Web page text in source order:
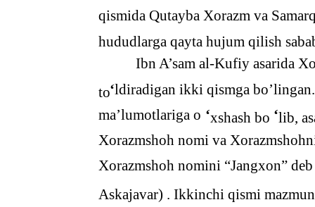
qismida Qutayba Xorazm va
hududlarga qayta hujum qilish
Ibn A’sam al-Kufiy asarida
to‘ldiradigan ikki qismga
ma’lumotlariga o ‘xshash bo ‘lib,
Xorazmshoh nomi va
Xorazmshoh nomini “Jangxon”
Askajavar) . Ikkinchi qismi